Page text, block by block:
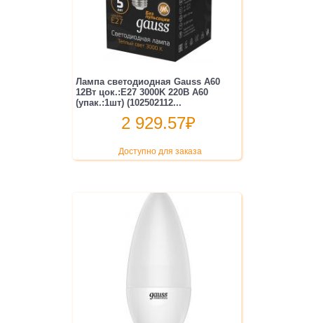
Лампа светодиодная Gauss A60
12Вт цок.:E27 3000K 220B A60
(упак.:1шт) (102502112...
2 929.57₽
Доступно для заказа